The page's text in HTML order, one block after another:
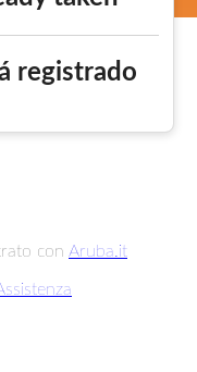
registrado
con Aruba.it